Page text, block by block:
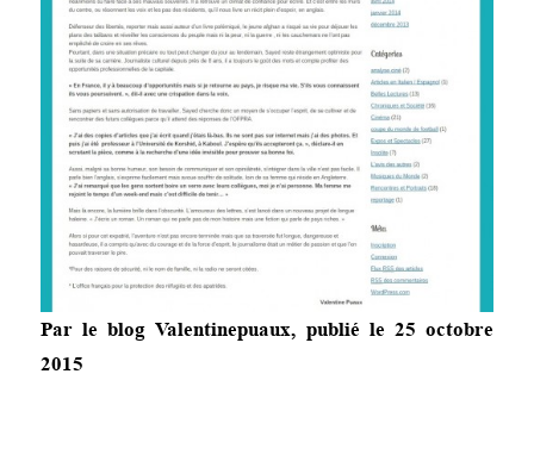
Par le blogValentinepuaux, publié le 25 octobre
2015